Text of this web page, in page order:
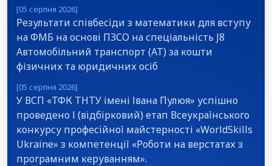
[05 серпня 2026]
Результати співбесіди з математики для вступу
на ФМБ на основі ПЗСО на спеціальність J8
Автомобільний транспорт (АТ) за кошти
фізичних та юридичних осіб
[05 серпня 2026]
У ВСП «ТФК ТНТУ імені Івана Пулюя» успішно
проведено І (відбірковий) етап Всеукраїнського
конкурсу професійної майстерності «WorldSkills
Ukraine» з компетенції «Роботи на верстатах з
програмним керуванням».